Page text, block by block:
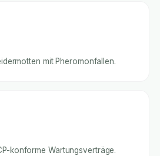
mit Pheromonfallen.
konforme Wartungsverträge.